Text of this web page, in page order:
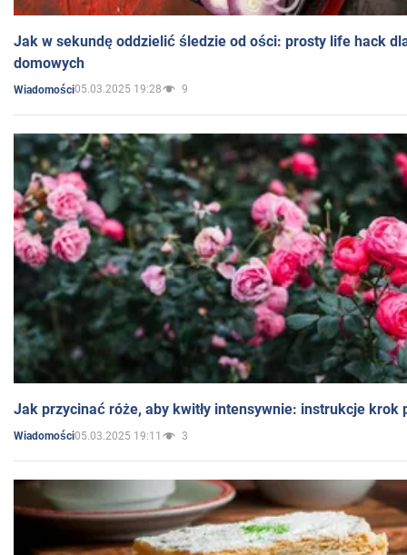
Jak w sekundę oddzielić śledzie od ości: prosty life hack
domowych
Wiadomości05.03.2025 19:28 9
Jak przycinać róże, aby kwitły intensywnie: instrukcje krok
Wiadomości05.03.2025 19:11 3